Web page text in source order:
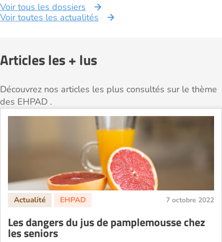
Voir tous les dossiers
Voir toutes les actualités
Articles les + lus
Découvrez nos articles les plus consultés sur le thème
des EHPAD .
7 octobre 2022
Les dangers du jus de pamplemousse chez
les seniors